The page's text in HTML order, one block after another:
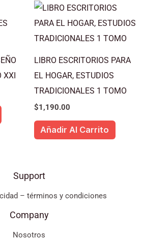
XXI
LIBRO ESCRITORIOS PARA
EL HOGAR, ESTUDIOS
TRADICIONALES 1 TOMO
$1,190.00
Añadir Al Carrito
Support
– términos y condiciones
Company
Nosotros